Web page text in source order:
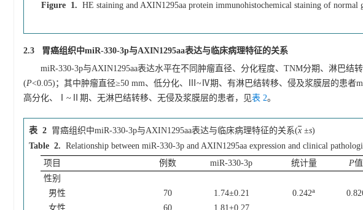
Figure 1. HE staining and AXIN1295aa protein immunohistochemical staining of normal
2.3 胃癌组织中miR-330-3p与AXIN1295aa表达与临床病理特征的关系
miR-330-3p与AXIN1295aa表达水平在不同肿瘤直径、分化程度、TNM分期、淋巴结
(P<0.05)；其中肿瘤直径≥50 mm、低分化、Ⅲ~Ⅳ期、有淋巴结转移、侵及浆膜层的患者
高分化、Ⅰ~Ⅱ期、无淋巴结转移、无侵及浆膜层的患者，见表 2。
表 2 胃癌组织中miR-330-3p与AXIN1295aa表达与临床病理特征的关系(x ±s)
Table 2. Relationship between miR-330-3p and AXIN1295aa expression and clinical
项目
例数 miR-330-3p 统计量 P值
性别
男性
70 1.74±0.21 0.242a
女性
60 1.81±0.27